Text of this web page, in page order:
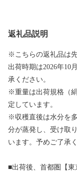
返礼品説明
※こちらの返礼品は
出荷時期は2026年10
承ください。
※重量は出荷規格（
定しています。
※収穫直後は水分を
分が蒸発し、受け取
います。予めご了承
■出荷後、首都圏【